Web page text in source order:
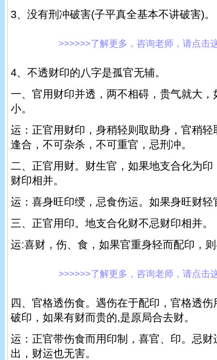
3、没有刑冲破害(子平真全基本不讲破害)。
>>>>>>了解更多，咨询老师，请点击
4、不透财印的八字是孤官无辅。
一、官用财印并透，两不相碍，贵气就大
小。
运：正官用财印，身稍轻则取助身，官稍
逢合，不可杂杀，不可重官，忌刑冲。
二、正官用财。财生官，如果地支合化为
财印相并。
运：喜身旺印绶，忌食伤运。如果身旺财
三、正官用印。地支合化财不忌财印相并。
运:喜财，伤、食，如果官重身轻而配印，
>>>>>>了解更多，咨询老师，请点击
四、官格透伤食。遇伤在于配印，官格透
破印，如果有财而贵的,是原局合去财。
运：正官带伤食而用印制，喜官、印。忌
出，财运也无害。